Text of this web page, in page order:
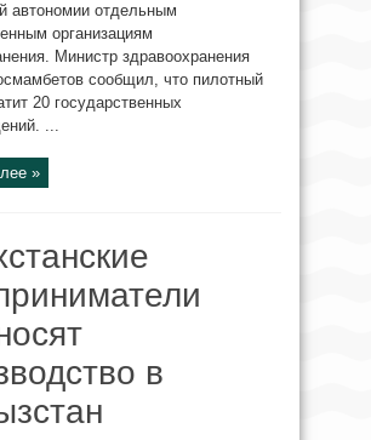
автономии отдельным
организациям
Министр здравоохранения
сообщил, что пилотный
20 государственных
...
»
в